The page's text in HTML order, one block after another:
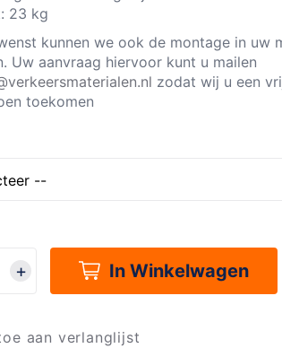
23 kg
kunnen we ook de montage in uw
Uw aanvraag hiervoor kunt u mailen
zodat wij u een
toekomen
In Winkelwagen
aan verlanglijst